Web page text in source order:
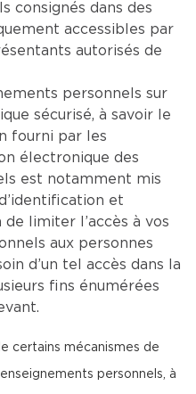
consignés dans des
accessibles par
autorisés de
personnels sur
sécurisé, à savoir le
fourni par les
électronique des
est notamment mis
et
limiter l’accès à vos
aux personnes
d’un tel accès dans la
fins énumérées
certains mécanismes de
personnels, à